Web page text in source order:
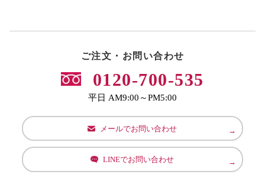
ご注文・お問い合わせ
0120-700-535
平日 AM9:00～PM5:00
メールでお問い合わせ
LINEでお問い合わせ